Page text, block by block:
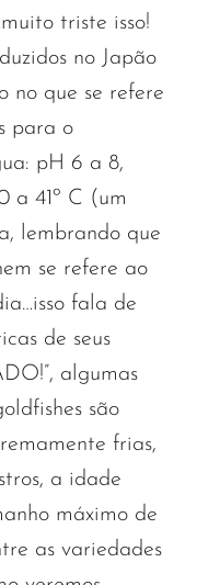
triste isso!
no Japão
no que se refere
para o
pH 6 a 8,
a 41º C (um
lembrando que
se refere ao
fala de
de seus
algumas
são
frias,
a idade
máximo de
as variedades